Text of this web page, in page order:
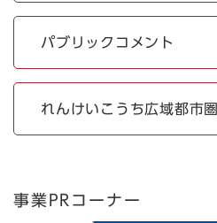
パブリックコメント
れんけいこうち広域都市圏
事業PRコーナー